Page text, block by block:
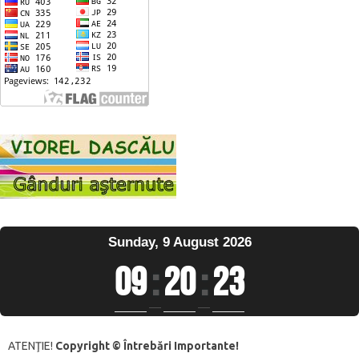
Sunday, 9 August 2026
09:20:24
ATENŢIE! Copyright © Întrebări Importante!